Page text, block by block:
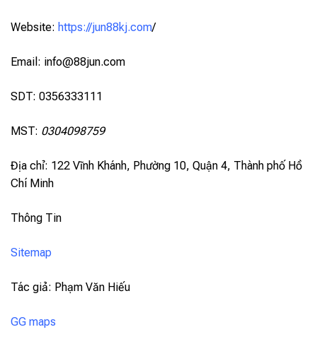
Website: https://jun88kj.com/
Email: info@88jun.com
SDT: 0356333111
MST: 0304098759
Địa chỉ: 122 Vĩnh Khánh, Phường 10, Quận 4, Thành phố Hồ
Chí Minh
Thông Tin
Sitemap
Tác giả: Phạm Văn Hiếu
GG maps